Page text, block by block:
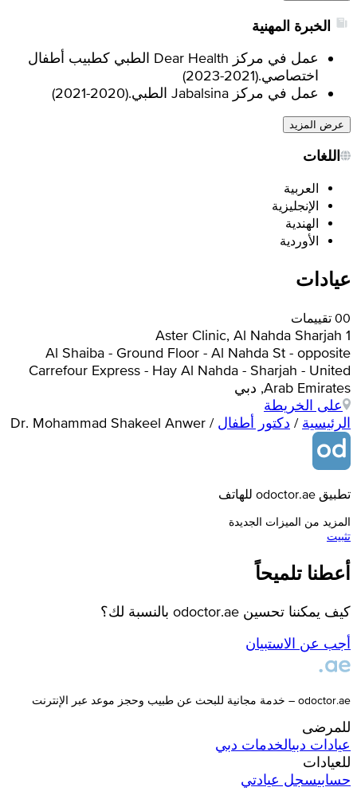
الخبرة المهنية
عمل في مركز Dear Health الطبي كطبيب أطفال
اختصاصي.(
2021-2023
)
عمل في مركز Jabalsina الطبي.
(
2020-2021
)
عرض المزيد
اللغات
العربية
الإنجليزية
الهندية
الأوردية
عيادات
00 تقييمات
Aster Clinic, Al Nahda Sharjah 1
Al Shaiba - Ground Floor - Al Nahda St - opposite
Carrefour Express - Hay Al Nahda - Sharjah - United
Arab Emirates, دبي
على الخريطة
الرئيسية / دكتور أطفال /
Dr. Mohammad Shakeel Anwer
تطبيق odoctor.ae للهاتف
المزيد من الميزات الجديدة
تثبيت
أعطنا تلميحاً
كيف يمكننا تحسين odoctor.ae بالنسبة لك؟
أجب عن الاستبيان
odoctor.ae – خدمة مجانية للبحث عن طبيب وحجز موعد عبر الإنترنت
للمرضى
عيادات دبيالخدمات دبي
للعيادات
حسابيسجل عيادتي